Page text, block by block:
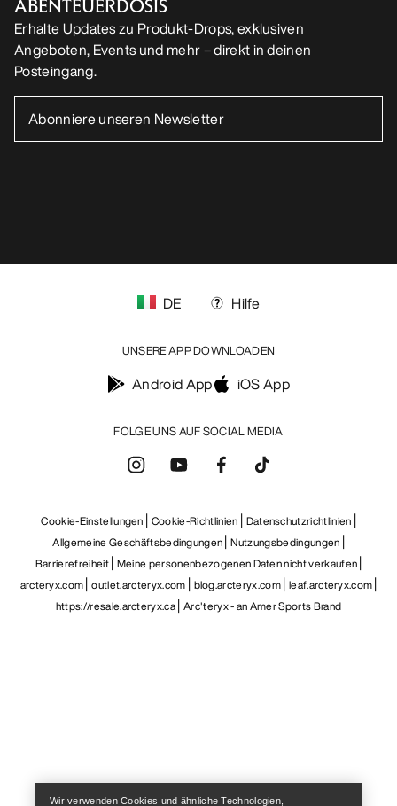
ABENTEUERDOSIS
Erhalte Updates zu Produkt-Drops, exklusiven
Angeboten, Events und mehr – direkt in deinen
Posteingang.
FOLGE UNS AUF SOCIAL MEDIA
DE Hilfe
UNSERE APP DOWNLOADEN
Android App iOS App
Cookie-Einstellungen Cookie-Richtlinien Datenschutzrichtlinien
Allgemeine Geschäftsbedingungen Nutzungsbedingungen
Barrierefreiheit Meine personenbezogenen Daten nicht verkaufen
arcteryx.com outlet.arcteryx.com blog.arcteryx.com leaf.arcteryx.com
https://resale.arcteryx.ca Arc'teryx - an Amer Sports Brand
Wir verwenden Cookies und ähnliche Technologien,